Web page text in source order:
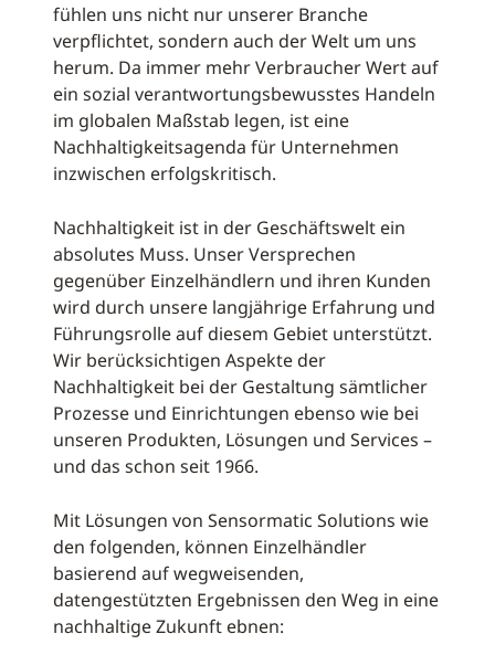
fühlen uns nicht nur unserer Branche
verpflichtet, sondern auch der Welt um uns
herum. Da immer mehr Verbraucher Wert auf
ein sozial verantwortungsbewusstes Handeln
im globalen Maßstab legen, ist eine
Nachhaltigkeitsagenda für Unternehmen
inzwischen erfolgskritisch.
Nachhaltigkeit ist in der Geschäftswelt ein
absolutes Muss. Unser Versprechen
gegenüber Einzelhändlern und ihren Kunden
wird durch unsere langjährige Erfahrung und
Führungsrolle auf diesem Gebiet unterstützt.
Wir berücksichtigen Aspekte der
Nachhaltigkeit bei der Gestaltung sämtlicher
Prozesse und Einrichtungen ebenso wie bei
unseren Produkten, Lösungen und Services –
und das schon seit 1966.
Mit Lösungen von Sensormatic Solutions wie
den folgenden, können Einzelhändler
basierend auf wegweisenden,
datengestützten Ergebnissen den Weg in eine
nachhaltige Zukunft ebnen: